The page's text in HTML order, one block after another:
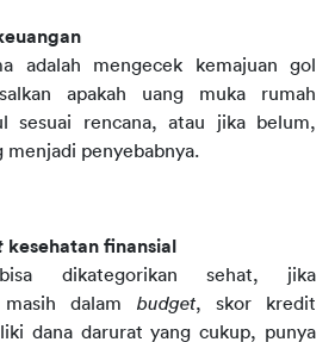
adalah mengecek kemajuan gol
apakah uang muka rumah
sesuai rencana, atau jika belum,
menjadi penyebabnya.
kesehatan finansial
bisa dikategorikan sehat, jika
masih dalam budget, skor kredit